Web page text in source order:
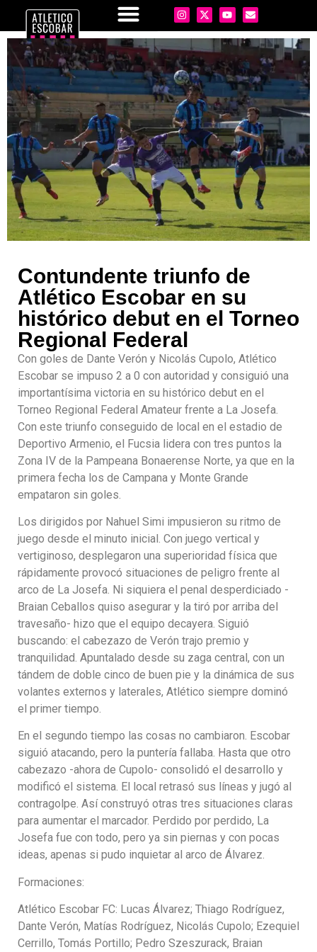
Contundente triunfo de
Atlético Escobar en su
histórico debut en el Torneo
Regional Federal
Con goles de Dante Verón y Nicolás Cupolo, Atlético
Escobar se impuso 2 a 0 con autoridad y consiguió una
importantísima victoria en su histórico debut en el
Torneo Regional Federal Amateur frente a La Josefa.
Con este triunfo conseguido de local en el estadio de
Deportivo Armenio, el Fucsia lidera con tres puntos la
Zona IV de la Pampeana Bonaerense Norte, ya que en la
primera fecha los de Campana y Monte Grande
empataron sin goles.
Los dirigidos por Nahuel Simi impusieron su ritmo de
juego desde el minuto inicial. Con juego vertical y
vertiginoso, desplegaron una superioridad física que
rápidamente provocó situaciones de peligro frente al
arco de La Josefa. Ni siquiera el penal desperdiciado -
Braian Ceballos quiso asegurar y la tiró por arriba del
travesaño- hizo que el equipo decayera. Siguió
buscando: el cabezazo de Verón trajo premio y
tranquilidad. Apuntalado desde su zaga central, con un
tándem de doble cinco de buen pie y la dinámica de sus
volantes externos y laterales, Atlético siempre dominó
el primer tiempo.
En el segundo tiempo las cosas no cambiaron. Escobar
siguió atacando, pero la puntería fallaba. Hasta que otro
cabezazo -ahora de Cupolo- consolidó el desarrollo y
modificó el sistema. El local retrasó sus líneas y jugó al
contragolpe. Así construyó otras tres situaciones claras
para aumentar el marcador. Perdido por perdido, La
Josefa fue con todo, pero ya sin piernas y con pocas
ideas, apenas si pudo inquietar al arco de Álvarez.
Formaciones:
Atlético Escobar FC: Lucas Álvarez; Thiago Rodríguez,
Dante Verón, Matías Rodríguez, Nicolás Cupolo; Ezequiel
Cerrillo, Tomás Portillo; Pedro Szeszurack, Braian